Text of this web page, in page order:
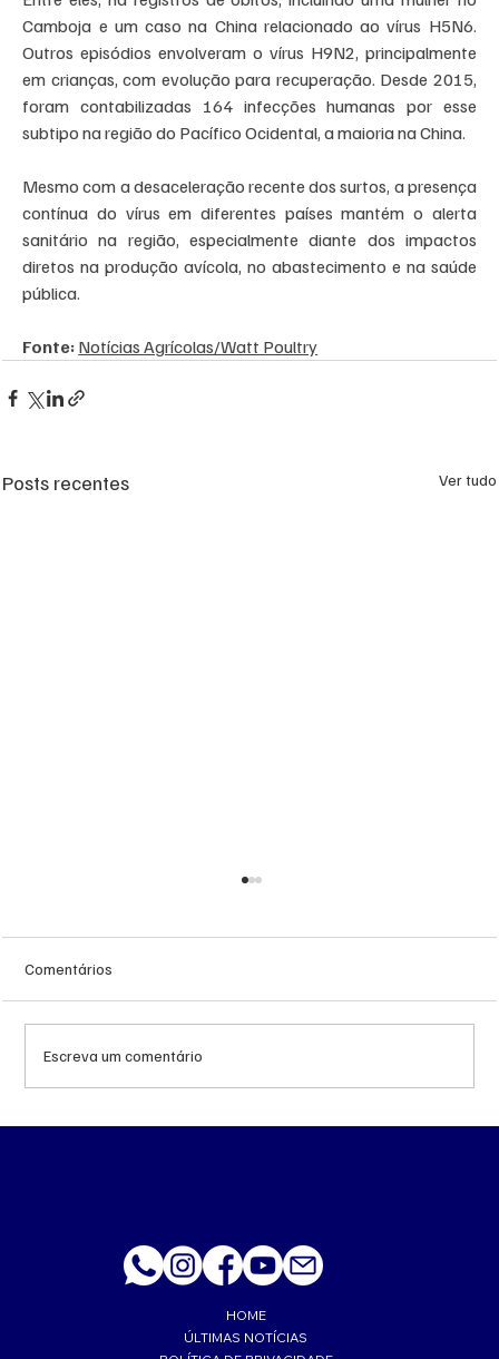
Camboja e um caso na China relacionado ao vírus H5N6.
Outros episódios envolveram o vírus H9N2, principalmente
em crianças, com evolução para recuperação. Desde 2015,
foram contabilizadas 164 infecções humanas por esse
subtipo na região do Pacífico Ocidental, a maioria na China.
Mesmo com a desaceleração recente dos surtos, a presença
contínua do vírus em diferentes países mantém o alerta
sanitário na região, especialmente diante dos impactos
diretos na produção avícola, no abastecimento e na saúde
pública.
Fonte: Notícias Agrícolas/Watt Poultry
Posts recentes Ver tudo
Comentários
Escreva um comentário
HOME
ÚLTIMAS NOTÍCIAS